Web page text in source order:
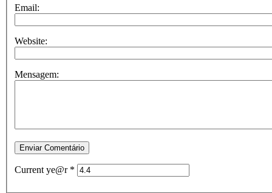
Email:
Website:
Mensagem:
Current ye@r *